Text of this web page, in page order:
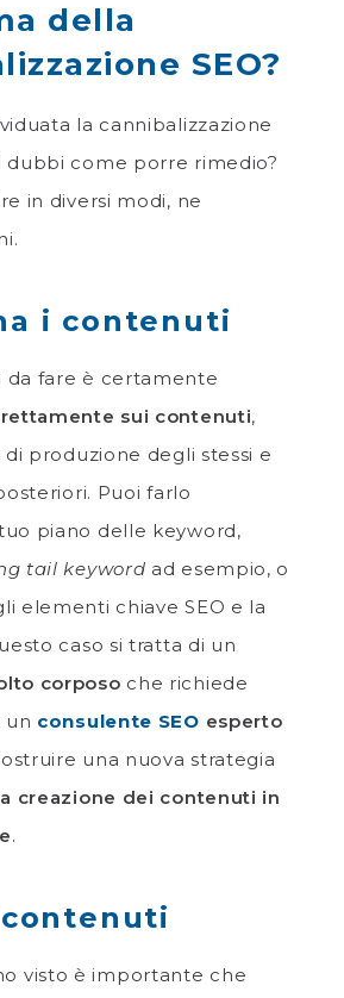
della
SEO?
la cannibalizzazione
dubbi come porre rimedio?
in diversi modi, ne
i contenuti
da fare è certamente
sui contenuti,
produzione degli stessi e
Puoi farlo
piano delle keyword,
tail keyword ad esempio, o
elementi chiave SEO e la
caso si tratta di un
corposo che richiede
un consulente SEO esperto
una nuova strategia
creazione dei contenuti in
.
visto è importante che